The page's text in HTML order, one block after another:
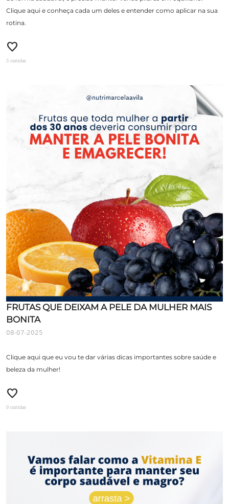
Clique aqui e conheça cada um deles e entender como aplicar na sua
rotina.
favorite
3 curtidas
FRUTAS QUE DEIXAM A PELE DA MULHER MAIS
BONITA
08-07-2025
Clique aqui que eu vou te dar várias dicas importantes sobre saúde e
beleza da mulher!
favorite
0 curtidas